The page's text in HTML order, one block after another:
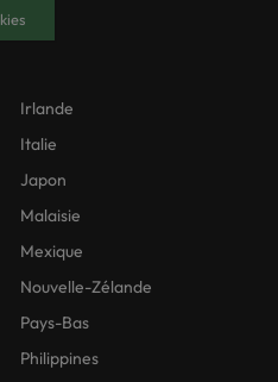
Irlande
Italie
Japon
Malaisie
Mexique
Nouvelle-Zélande
Pays-Bas
Philippines